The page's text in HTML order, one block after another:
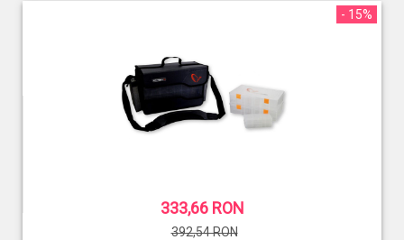
- 15%
333,66 RON
392,54 RON